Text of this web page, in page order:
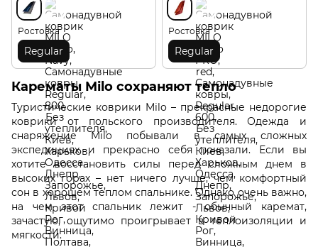
Ростовка
Regular
Ростовка
Regular
Карематы Milo сохраняют тепло
Туристические коврики Milo – прекрасные недорогие
коврики от польского производителя. Одежда и
снаряжение Milo побывали в самых сложных
экспедициях и прекрасно себя показали. Если вы
хотите восстановить силы перед сложным днем в
высоких горах – нет ничего лучше, чем комфортный
сон в хорошем теплом спальнике. Однако очень важно,
на чем этот спальник лежит - обычный каремат,
зачастую, ощутимо проигрывает в теплоизоляции и
мягкости.